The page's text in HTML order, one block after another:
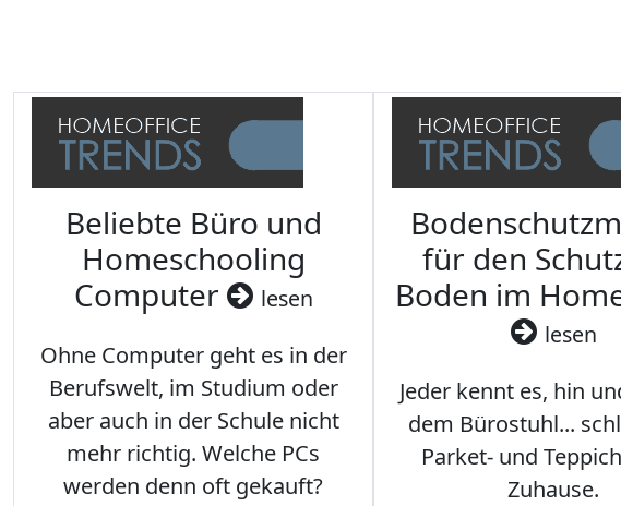
Beliebte Büro und
Homeschooling
Computer
lesen
Ohne Computer geht es in der
Berufswelt, im Studium oder
aber auch in der Schule nicht
mehr richtig. Welche PCs
werden denn oft gekauft?
für den
Boden im
lesen
Jeder kennt es, hin
dem Bürostuhl...
Parket- und
Zuhause.